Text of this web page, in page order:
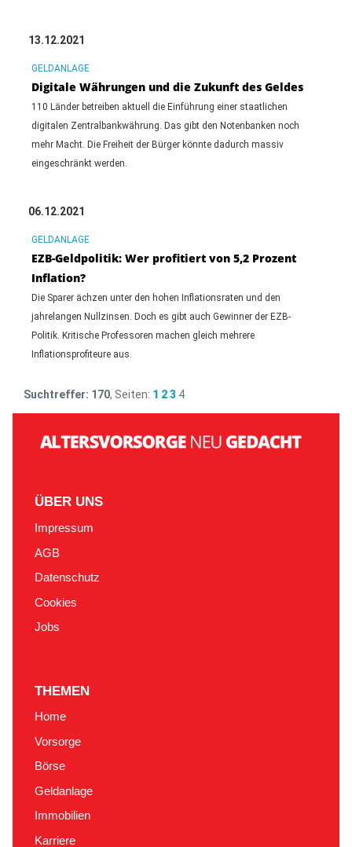
13.12.2021
GELDANLAGE
Digitale Währungen und die Zukunft des Geldes
110 Länder betreiben aktuell die Einführung einer staatlichen
digitalen Zentralbankwährung. Das gibt den Notenbanken noch
mehr Macht. Die Freiheit der Bürger könnte dadurch massiv
eingeschränkt werden.
06.12.2021
GELDANLAGE
EZB-Geldpolitik: Wer profitiert von 5,2 Prozent
Inflation?
Die Sparer ächzen unter den hohen Inflationsraten und den
jahrelangen Nullzinsen. Doch es gibt auch Gewinner der EZB-
Politik. Kritische Professoren machen gleich mehrere
Inflationsprofiteure aus.
Suchtreffer: 170, Seiten: 1 2 3 4
ÜBER UNS
Impressum
AGB
Datenschutz
Cookies
Jobs
THEMEN
Home
Vorsorge
Börse
Geldanlage
Immobilien
Karriere